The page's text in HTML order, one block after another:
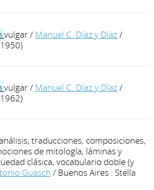
vulgar/ Manuel C. Díaz y Díaz/
vulgar/ Manuel C. Díaz y Díaz/
traducciones, composiciones,
de mitología, láminas y
clásica, vocabulario doble (y
Guasch / Buenos Aires : Stella